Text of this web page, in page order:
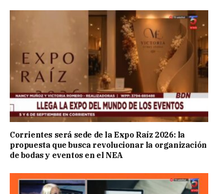
Corrientes será sede de la Expo Raíz 2026: la
propuesta que busca revolucionar la organización
de bodas y eventos en el NEA